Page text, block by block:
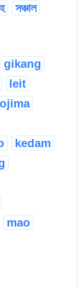
সঞ্চাল
gikang
leit
kedam
mao